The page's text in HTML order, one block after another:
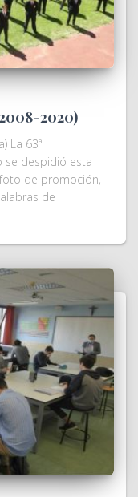
2020)
La 63ª
se despidió esta
de promoción,
de